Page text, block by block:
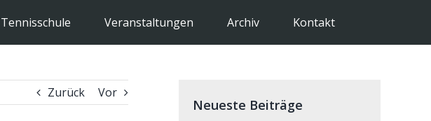
Tennisschule Veranstaltungen Archiv Kontakt
Zurück Vor
Neueste Beiträge